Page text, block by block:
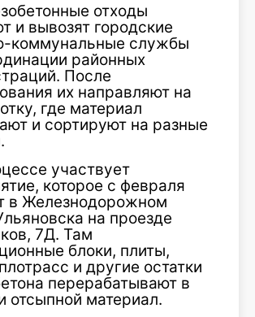
отходы
и вывозят городские
коммунальные службы
районных
После
их направляют на
где материал
и сортируют на разные
участвует
которое с февраля
в Железнодорожном
на проезде
7Д. Там
блоки, плиты,
и другие остатки
перерабатывают в
отсыпной материал.